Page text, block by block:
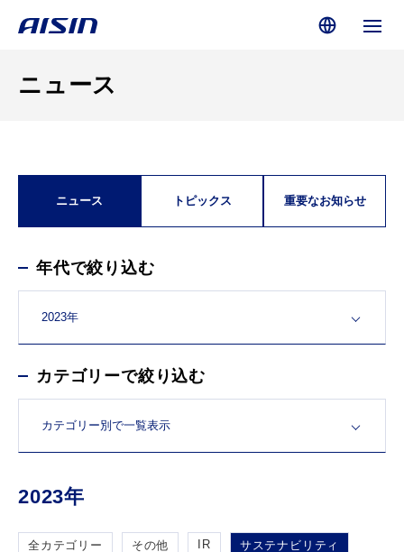
ニュース
ニュース トピックス 重要なお知らせ
年代で絞り込む
カテゴリーで絞り込む
2023年
全カテゴリー その他 IR サステナビリティ